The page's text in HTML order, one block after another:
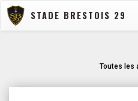
STADE BRESTOIS 29
Toutes les